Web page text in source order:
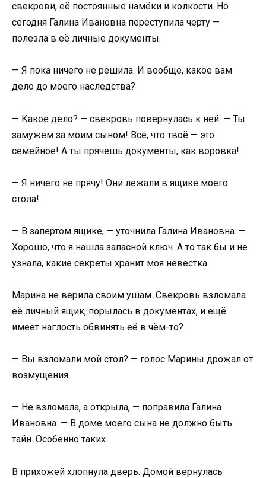
свекрови, её постоянные намёки и колкости. Но
сегодня Галина Ивановна переступила черту —
полезла в её личные документы.
— Я пока ничего не решила. И вообще, какое вам
дело до моего наследства?
— Какое дело? — свекровь повернулась к ней. — Ты
замужем за моим сыном! Всё, что твоё — это
семейное! А ты прячешь документы, как воровка!
— Я ничего не прячу! Они лежали в ящике моего
стола!
— В запертом ящике, — уточнила Галина Ивановна. —
Хорошо, что я нашла запасной ключ. А то так бы и не
узнала, какие секреты хранит моя невестка.
Марина не верила своим ушам. Свекровь взломала
её личный ящик, порылась в документах, и ещё
имеет наглость обвинять её в чём-то?
— Вы взломали мой стол? — голос Марины дрожал от
возмущения.
— Не взломала, а открыла, — поправила Галина
Ивановна. — В доме моего сына не должно быть
тайн. Особенно таких.
В прихожей хлопнула дверь. Домой вернулась